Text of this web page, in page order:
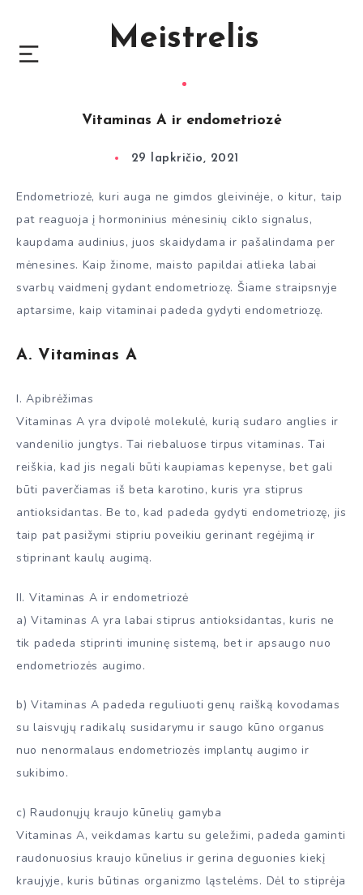
Meistrelis
Vitaminas A ir endometriozė
29 lapkričio, 2021
Endometriozė, kuri auga ne gimdos gleivinėje, o kitur, taip
pat reaguoja į hormoninius mėnesinių ciklo signalus,
kaupdama audinius, juos skaidydama ir pašalindama per
mėnesines. Kaip žinome, maisto papildai atlieka labai
svarbų vaidmenį gydant endometriozę. Šiame straipsnyje
aptarsime, kaip vitaminai padeda gydyti endometriozę.
A. Vitaminas A
I. Apibrėžimas
Vitaminas A yra dvipolė molekulė, kurią sudaro anglies ir
vandenilio jungtys. Tai riebaluose tirpus vitaminas. Tai
reiškia, kad jis negali būti kaupiamas kepenyse, bet gali
būti paverčiamas iš beta karotino, kuris yra stiprus
antioksidantas. Be to, kad padeda gydyti endometriozę, jis
taip pat pasižymi stipriu poveikiu gerinant regėjimą ir
stiprinant kaulų augimą.
II. Vitaminas A ir endometriozė
a) Vitaminas A yra labai stiprus antioksidantas, kuris ne
tik padeda stiprinti imuninę sistemą, bet ir apsaugo nuo
endometriozės augimo.
b) Vitaminas A padeda reguliuoti genų raišką kovodamas
su laisvųjų radikalų susidarymu ir saugo kūno organus
nuo nenormalaus endometriozės implantų augimo ir
sukibimo.
c) Raudonųjų kraujo kūnelių gamyba
Vitaminas A, veikdamas kartu su geležimi, padeda gaminti
raudonuosius kraujo kūnelius ir gerina deguonies kiekį
kraujyje, kuris būtinas organizmo ląstelėms. Dėl to stiprėja